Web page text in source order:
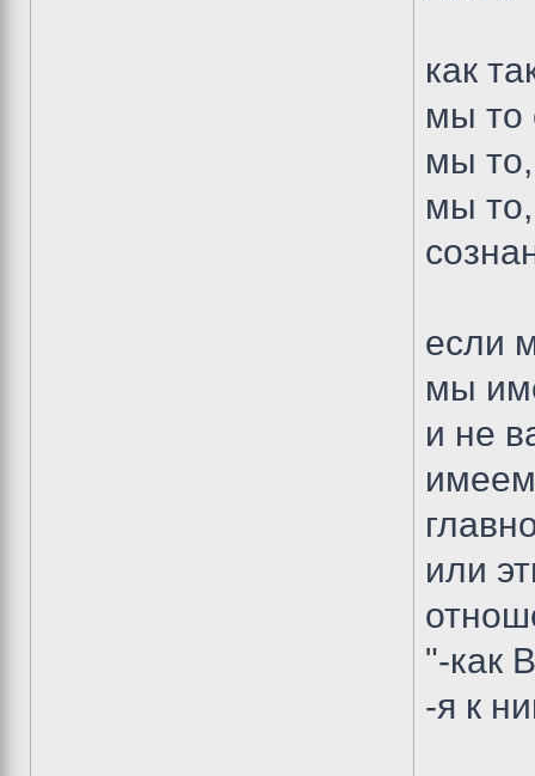
как
мы то
мы
мы
если
мы
и не
или
"-как
-я к